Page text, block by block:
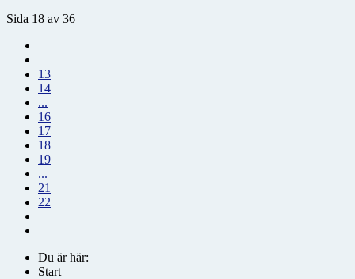
Sida 18 av 36
13
14
...
16
17
18
19
...
21
22
Du är här:
Start